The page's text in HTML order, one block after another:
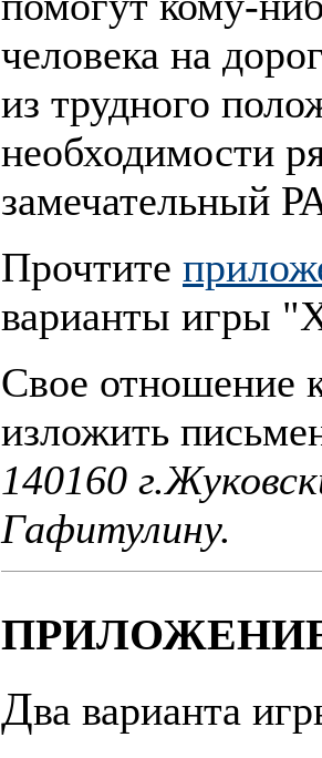
человека на
из трудного
необходимости
Прочтите
варианты игры
Свое отношение
изложить
140160
Гафитулину.
Два варианта